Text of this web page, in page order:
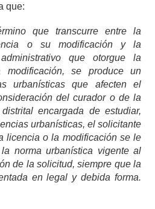
que:
que transcurre entre la
o su modificación y la
que otorgue la
se produce un
urbanísticas que afecten el
del curador o de la
encargada de estudiar,
urbanísticas, el solicitante
licencia o la modificación se le
norma urbanística vigente al
de la solicitud, siempre que la
en legal y debida forma.